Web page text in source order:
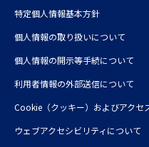
特定個人情報基本方針
個人情報の取り扱いについて
個人情報の開示等手続について
利⽤者情報の外部送信について
Cookie（クッキー）およびアクセ
ウェブアクセシビリティについて